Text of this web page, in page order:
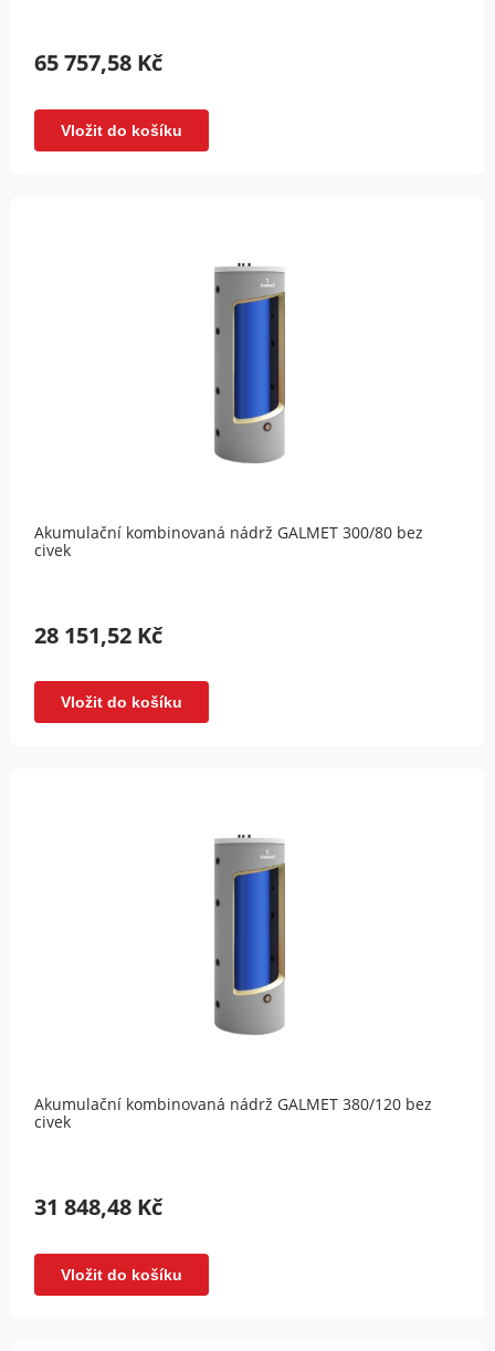
65 757,58 Kč
Vložit do košíku
Akumulační kombinovaná nádrž GALMET 300/80 bez
civek
28 151,52 Kč
Vložit do košíku
Akumulační kombinovaná nádrž GALMET 380/120 bez
civek
31 848,48 Kč
Vložit do košíku